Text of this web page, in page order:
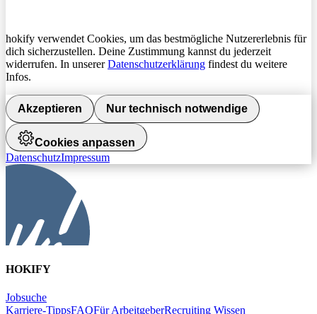
hokify verwendet Cookies, um das bestmögliche Nutzererlebnis für
dich sicherzustellen. Deine Zustimmung kannst du jederzeit
widerrufen. In unsererDatenschutzerklärung findest du weitere
Infos.
Akzeptieren Nur technisch notwendige
Cookies anpassen
DatenschutzImpressum
HOKIFY
Jobsuche
Karriere-TippsFAQFür ArbeitgeberRecruiting Wissen